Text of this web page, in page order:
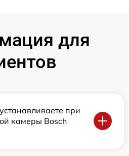
для
при
камеры Bosch